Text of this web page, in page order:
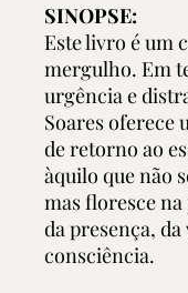
SINOPSE:
Este livro é um
mergulho. Em
urgência e
Soares oferece
de retorno ao
àquilo que não
mas floresce
da presença,
consciência.